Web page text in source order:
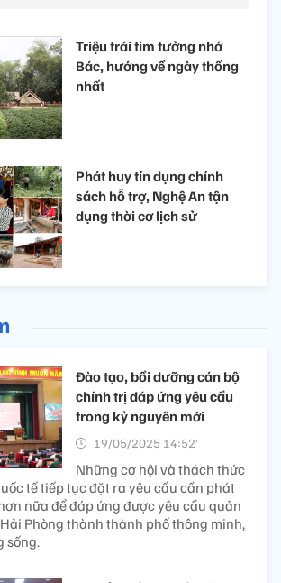
Triệu trái tim tưởng nhớ
Bác, hướng về ngày thống
nhất
Phát huy tín dụng chính
sách hỗ trợ, Nghệ An tận
dụng thời cơ lịch sử
Đào tạo, bồi dưỡng cán bộ
chính trị đáp ứng yêu cầu
trong kỷ nguyên mới
19/05/2025 14:52’
Những cơ hội và thách thức
tế tiếp tục đặt ra yêu cầu cần phát
nữa để đáp ứng được yêu cầu quản
Phòng thành thành phố thông minh,
sống.